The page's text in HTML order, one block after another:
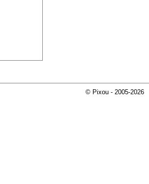
© Pixou - 2005-2026